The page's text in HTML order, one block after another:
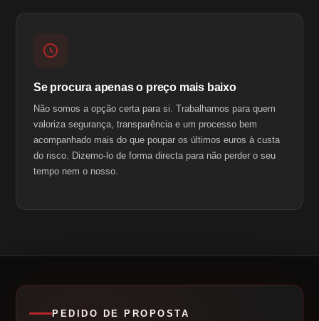
Se procura apenas o preço mais baixo
Não somos a opção certa para si. Trabalhamos para quem
valoriza segurança, transparência e um processo bem
acompanhado mais do que poupar os últimos euros à custa
do risco. Dizemo-lo de forma directa para não perder o seu
tempo nem o nosso.
PEDIDO DE PROPOSTA